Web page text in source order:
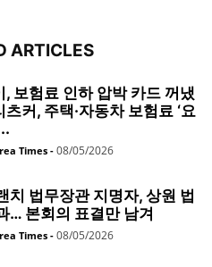
ARTICLES
, 보험료 인하 압박 카드 꺼냈
커, 주택·자동차 보험료 ‘요
Times - 08/05/2026
치 법무장관 지명자, 상원 법
… 본회의 표결만 남겨
Times - 08/05/2026